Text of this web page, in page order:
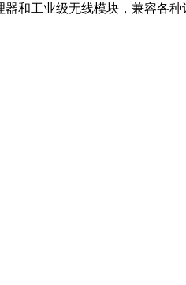
和工业级无线模块，兼容各